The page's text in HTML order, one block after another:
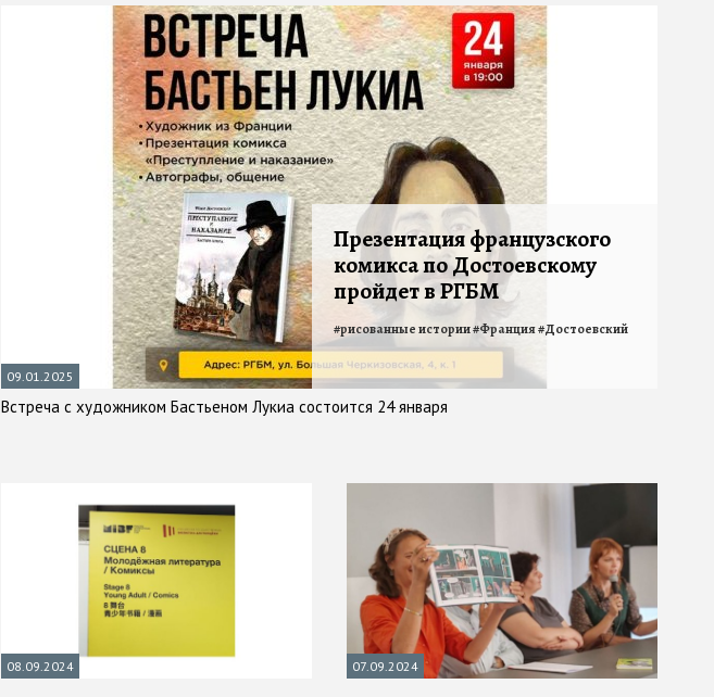
09.01.2025
Презентация французского
комикса по Достоевскому
пройдет в РГБМ
Встреча с художником Бастьеном Лукиа состоится 24 января
#рисованные истории#Франция#Достоевский
08.09.2024 07.09.2024